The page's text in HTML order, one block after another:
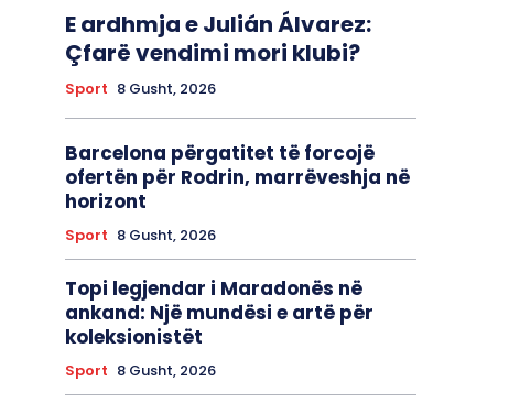
E ardhmja e Julián Álvarez:
Çfarë vendimi mori klubi?
Sport 8 Gusht, 2026
Barcelona përgatitet të forcojë
ofertën për Rodrin, marrëveshja në
horizont
Sport 8 Gusht, 2026
Topi legjendar i Maradonës në
ankand: Një mundësi e artë për
koleksionistët
Sport 8 Gusht, 2026